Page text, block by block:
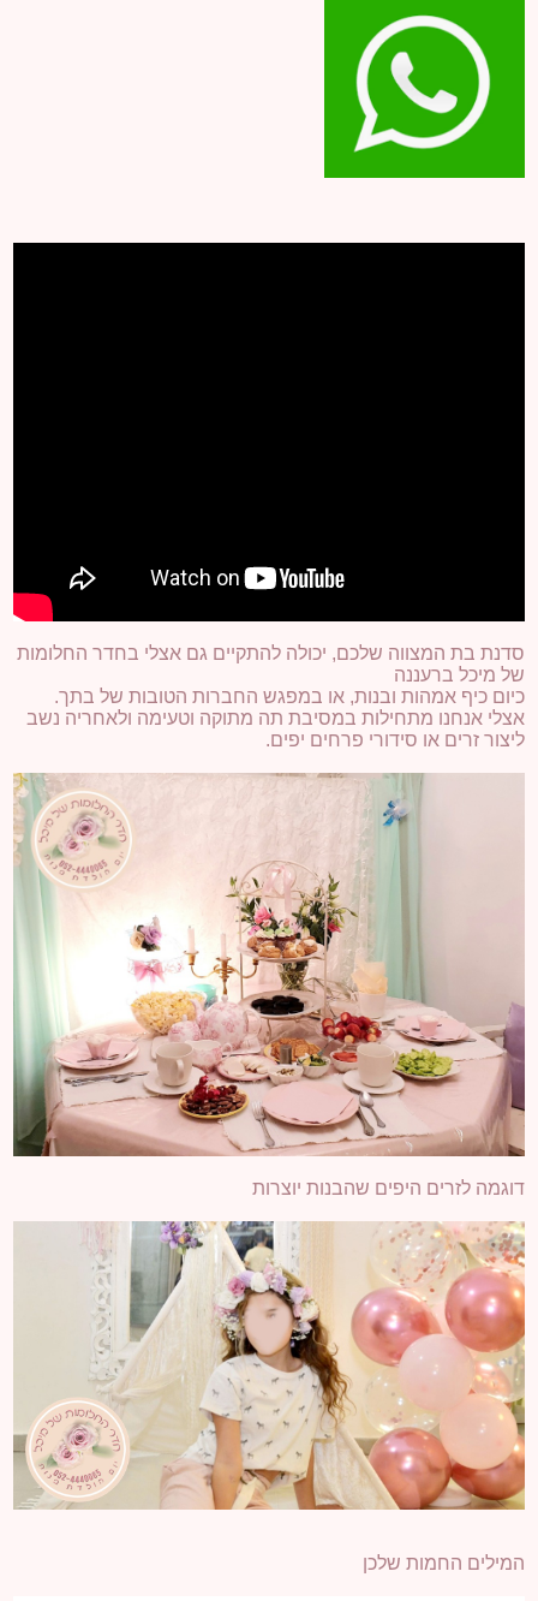
סדנת בת המצווה שלכם, יכולה להתקיים גם אצלי בחדר החלומות
של מיכל ברעננה
כיום כיף אמהות ובנות, או במפגש החברות הטובות של בתך.
אצלי אנחנו מתחילות במסיבת תה מתוקה וטעימה ולאחריה נשב
ליצור זרים או סידורי פרחים יפים.
דוגמה לזרים היפים שהבנות יוצרות
המילים החמות שלכן